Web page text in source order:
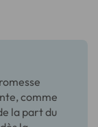
comme
la part du